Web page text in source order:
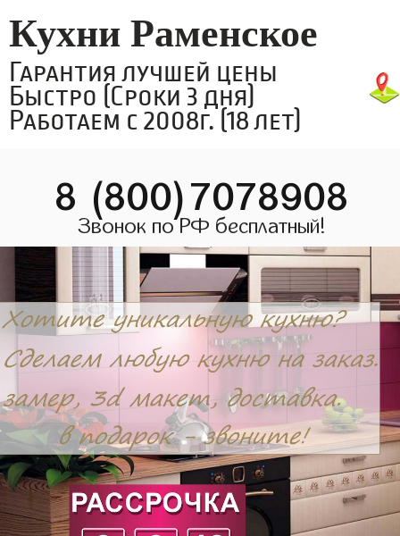
Кухни Раменское
Гарантия лучшей цены
Быстро (Сроки 3 дня)
Работаем с 2008г. (18 лет)
8 (800)7078908
Звонок по РФ бесплатный!